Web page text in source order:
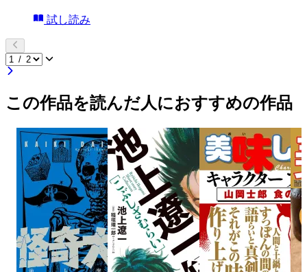
試し読み
この作品を読んだ人におすすめの作品